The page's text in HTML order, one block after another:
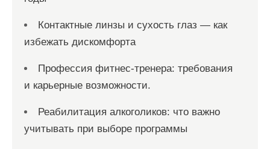
Контактные линзы и сухость глаз — как
избежать дискомфорта
Профессия фитнес-тренера: требования
и карьерные возможности.
Реабилитация алкоголиков: что важно
учитывать при выборе программы